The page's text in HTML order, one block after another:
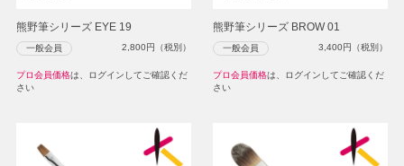
熊野筆シリーズ EYE 19
一般会員 2,800円（税別）
プロ会員価格は、ログインしてご確認くだ
さい
熊野筆シリーズ BROW 01
一般会員 3,400円（税別）
プロ会員価格は、ログインしてご確認くだ
さい